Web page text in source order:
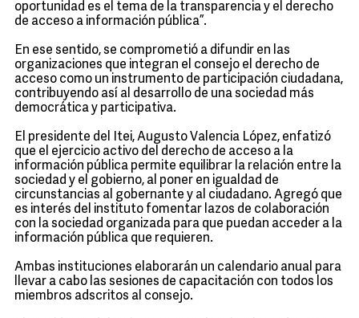
oportunidad es el tema de la transparencia y el derecho
de acceso a información pública”.
En ese sentido, se comprometió a difundir en las
organizaciones que integran el consejo el derecho de
acceso como un instrumento de participación ciudadana,
contribuyendo así al desarrollo de una sociedad más
democrática y participativa.
El presidente del Itei, Augusto Valencia López, enfatizó
que el ejercicio activo del derecho de acceso a la
información pública permite equilibrar la relación entre la
sociedad y el gobierno, al poner en igualdad de
circunstancias al gobernante y al ciudadano. Agregó que
es interés del instituto fomentar lazos de colaboración
con la sociedad organizada para que puedan acceder a la
información pública que requieren.
Ambas instituciones elaborarán un calendario anual para
llevar a cabo las sesiones de capacitación con todos los
miembros adscritos al consejo.